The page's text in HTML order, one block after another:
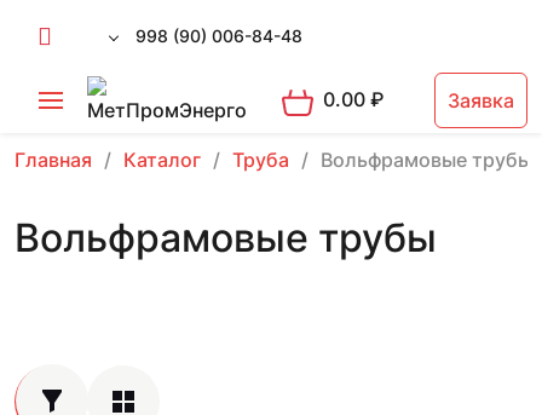
998 (90) 006-84-48
0.00₽ Заявка
Главная Каталог Труба Вольфрамовые трубы
Вольфрамовые трубы